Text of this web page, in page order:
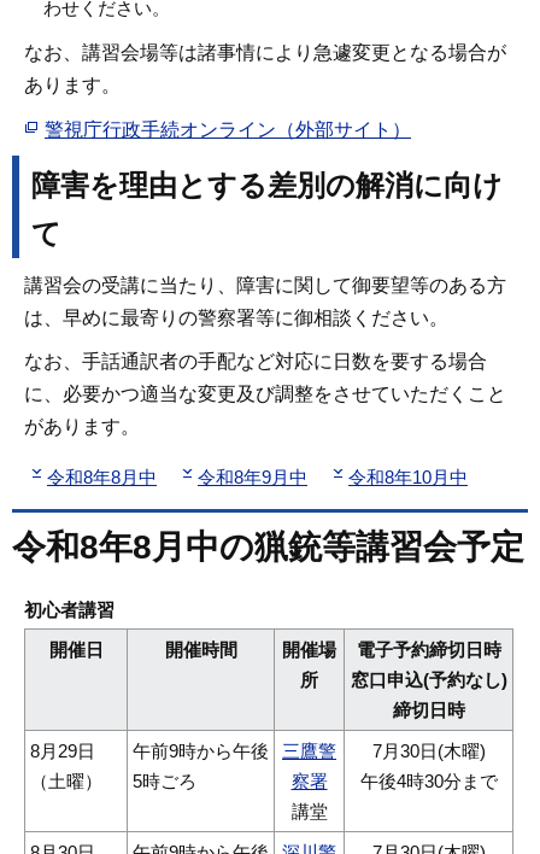
わせください。
なお、講習会場等は諸事情により急遽変更となる場合が
あります。
警視庁行政手続オンライン（外部サイト）
障害を理由とする差別の解消に向け
て
講習会の受講に当たり、障害に関して御要望等のある方
は、早めに最寄りの警察署等に御相談ください。
なお、手話通訳者の手配など対応に日数を要する場合
に、必要かつ適当な変更及び調整をさせていただくこと
があります。
令和8年8月中 令和8年9月中 令和8年10月中
令和8年8月中の猟銃等講習会予定
初心者講習
開催日
開催時間
開催場
所
電子予約締切日時
窓口申込(予約なし)
締切日時
8月29日
（土曜）
午前9時から午後
5時ごろ
三鷹警
察署
講堂
7月30日(木曜)
午後4時30分まで